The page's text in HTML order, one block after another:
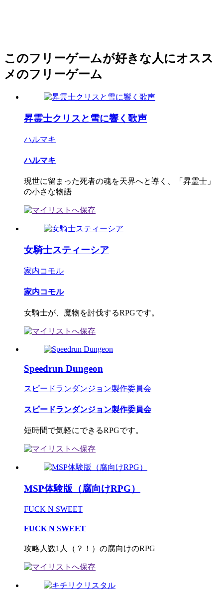
このフリーゲームが好きな人にオスス
メのフリーゲーム
昇霊士クリスと雪に響く歌声
ハルマキ
ハルマキ
現世に留まった死者の魂を天界へと導く、「昇霊士」
の小さな物語
女騎士スティーシア
家内コモル
家内コモル
女騎士が、魔物を討伐するRPGです。
Speedrun Dungeon
スピードランダンジョン製作委員会
スピードランダンジョン製作委員会
短時間で気軽にできるRPGです。
MSP体験版（腐向けRPG）
FUCK N SWEET
FUCK N SWEET
攻略人数1人（？！）の腐向けのRPG